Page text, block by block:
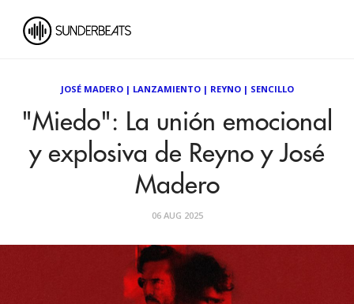
JOSÉ MADERO| LANZAMIENTO| REYNO| SENCILLO
"Miedo": La unión emocional
y explosiva de Reyno y José
Madero
06 AUG 2025